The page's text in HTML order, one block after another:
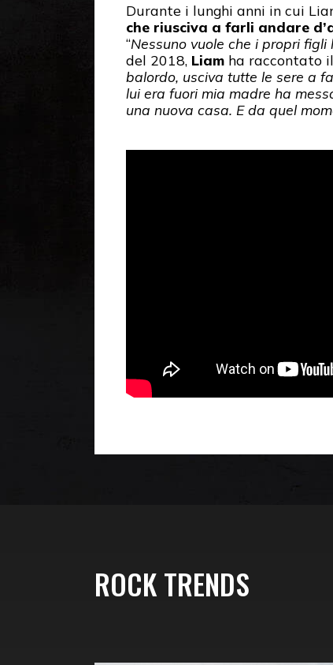
Durante i lunghi anni in cui
che riusciva a farli andare
“Nessuno vuole che i propri figli
del 2018, Liam ha raccontato il
balordo, usciva tutte le sere a
lui era fuori mia madre ha
una nuova casa. E da quel
ROCK TRENDS